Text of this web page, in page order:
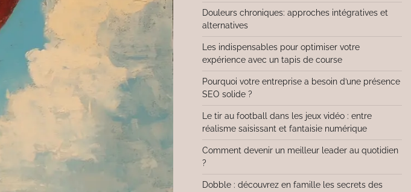
Douleurs chroniques: approches intégratives et
alternatives
Les indispensables pour optimiser votre
expérience avec un tapis de course
Pourquoi votre entreprise a besoin d’une présence
SEO solide ?
Le tir au football dans les jeux vidéo : entre
réalisme saisissant et fantaisie numérique
Comment devenir un meilleur leader au quotidien
?
Dobble : découvrez en famille les secrets des